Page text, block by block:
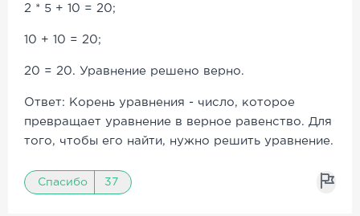
2 * 5 + 10 = 20;
10 + 10 = 20;
20 = 20. Уравнение решено верно.
Ответ: Корень уравнения - число, которое
превращает уравнение в верное равенство. Для
того, чтобы его найти, нужно решить уравнение.
Спасибо 37